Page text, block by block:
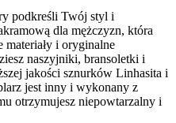
podkreśli Twój styl i
dla mężczyzn, która
materiały i oryginalne
naszyjniki, bransoletki i
jakości sznurków Linhasita i
jest inny i wykonany z
otrzymujesz niepowtarzalny i